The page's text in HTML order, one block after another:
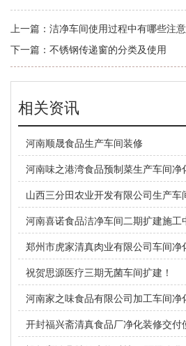
上一篇： 洁净车间使用过程中有哪些注
下一篇： 不锈钢传递窗的分类及使用
相关资讯
河南顺晟食品生产车间装修
河南味之港湾食品预制菜生产车间净
山西三分田农业开发有限公司生产车
河南喜诺食品洁净车间二期扩建施工
郑州市虎家清真肉业有限公司车间净
祝贺思源医疗三期无菌车间扩建！
河南家之味食品有限公司加工车间净
开封福兴斋清真食品厂净化装修交付